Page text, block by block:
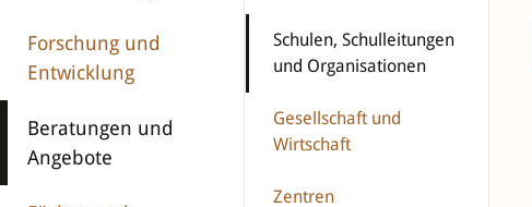
Forschung und
Entwicklung
Beratungen und
Angebote
Schulen, Schulleitungen
und Organisationen
Gesellschaft und
Wirtschaft
Zentren